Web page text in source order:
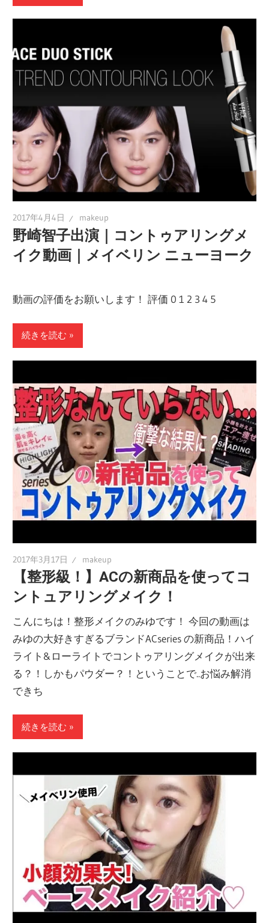
2017年4月4日 makeup
野崎智子出演｜コントゥアリングメ
イク動画｜メイベリン ニューヨーク
動画の評価をお願いします！ 評価 0 1 2 3 4 5
続きを読む
2017年3月17日 makeup
【整形級！】ACの新商品を使ってコ
ントュアリングメイク！
こんにちは！整形メイクのみゆです！ 今回の動画は
みゆの大好きすぎるブランドACseries の新商品！ハイ
ライト&ローライトでコントゥアリングメイクが出来
る？！しかもパウダー？！ということで..お悩み解消
できち
続きを読む